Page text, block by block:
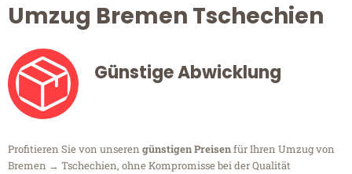
Umzug Bremen Tschechien
Günstige Abwicklung
Profitieren Sie von unseren günstigen Preisenfür Ihren Umzug von
Bremen → Tschechien, ohne Kompromisse bei der Qualität